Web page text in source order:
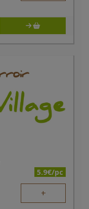
5.9€/pc
+